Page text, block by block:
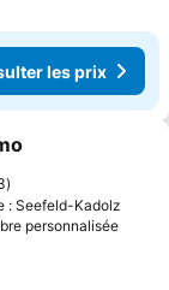
les prix
favoris
: Seefeld-Kadolz
personnalisée